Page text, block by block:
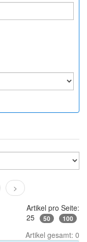
>
Artikel pro Seite:
25
50 100
Artikel gesamt: 0